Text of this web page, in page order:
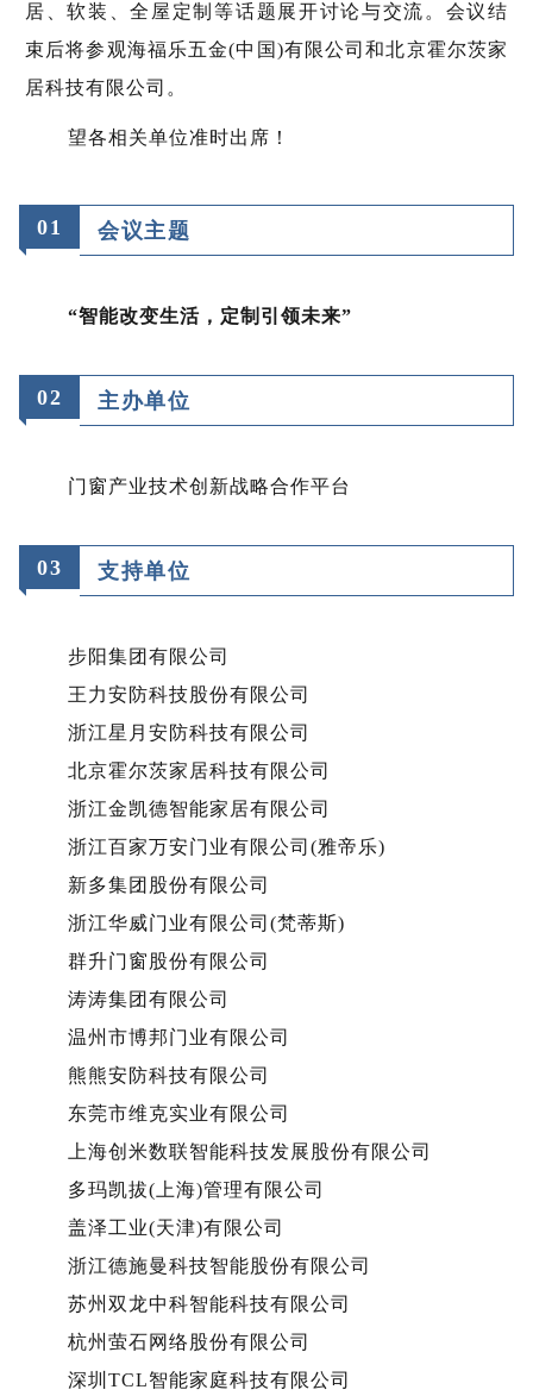
居、软装、全屋定制等话题展开讨论与交流。会议结
束后将参观海福乐五金(中国)有限公司和北京霍尔茨家
居科技有限公司。
望各相关单位准时出席！
01 会议主题
“智能改变生活，定制引领未来”
02 主办单位
门窗产业技术创新战略合作平台
03 支持单位
步阳集团有限公司
王力安防科技股份有限公司
浙江星月安防科技有限公司
北京霍尔茨家居科技有限公司
浙江金凯德智能家居有限公司
浙江百家万安门业有限公司(雅帝乐)
新多集团股份有限公司
浙江华威门业有限公司(梵蒂斯)
群升门窗股份有限公司
涛涛集团有限公司
温州市博邦门业有限公司
熊熊安防科技有限公司
东莞市维克实业有限公司
上海创米数联智能科技发展股份有限公司
多玛凯拔(上海)管理有限公司
盖泽工业(天津)有限公司
浙江德施曼科技智能股份有限公司
苏州双龙中科智能科技有限公司
杭州萤石网络股份有限公司
深圳TCL智能家庭科技有限公司